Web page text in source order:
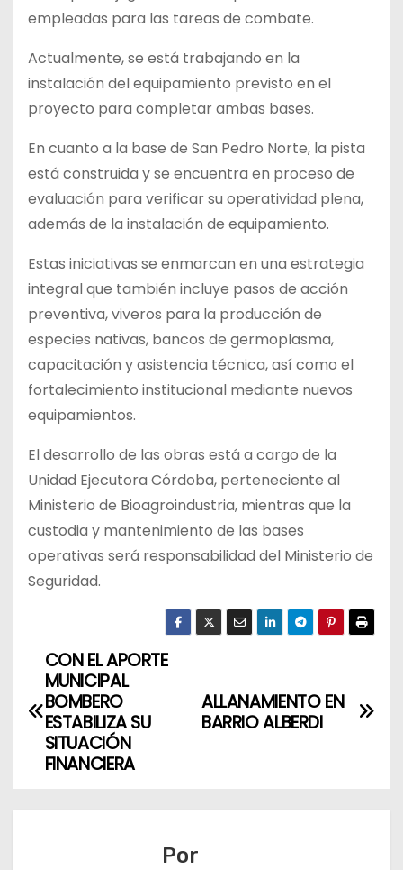
empleadas para las tareas de combate.
Actualmente, se está trabajando en la
instalación del equipamiento previsto en el
proyecto para completar ambas bases.
En cuanto a la base de San Pedro Norte, la pista
está construida y se encuentra en proceso de
evaluación para verificar su operatividad plena,
además de la instalación de equipamiento.
Estas iniciativas se enmarcan en una estrategia
integral que también incluye pasos de acción
preventiva, viveros para la producción de
especies nativas, bancos de germoplasma,
capacitación y asistencia técnica, así como el
fortalecimiento institucional mediante nuevos
equipamientos.
El desarrollo de las obras está a cargo de la
Unidad Ejecutora Córdoba, perteneciente al
Ministerio de Bioagroindustria, mientras que la
custodia y mantenimiento de las bases
operativas será responsabilidad del Ministerio de
Seguridad.
N
a
g
ALLANAMIENTO EN
BARRIO ALBERDI
CON EL APORTE
MUNICIPAL
BOMBERO
ESTABILIZA SU
SITUACIÓN
FINANCIERA
Por